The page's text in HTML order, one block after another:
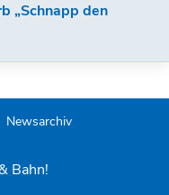
„Schnapp den
Newsarchiv
Bahn!